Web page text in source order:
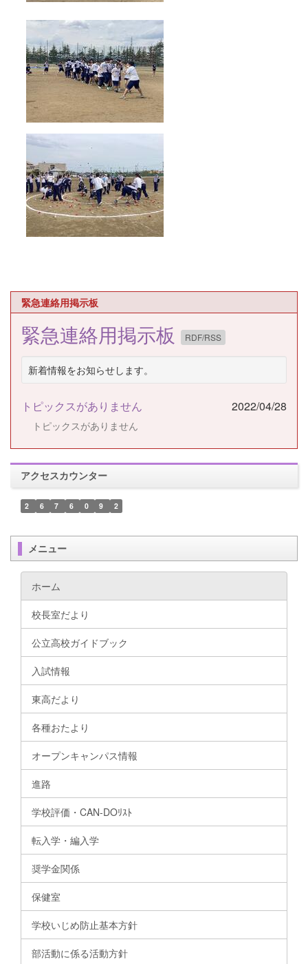
緊急連絡用掲示板
緊急連絡用掲示板 RDF/RSS
新着情報をお知らせします。
トピックスがありません 2022/04/28
トピックスがありません
アクセスカウンター
2 6 7 6 0 9 2
メニュー
ホーム
校長室だより
公立高校ガイドブック
入試情報
東高だより
各種おたより
オープンキャンパス情報
進路
学校評価・CAN-DOﾘｽﾄ
転入学・編入学
奨学金関係
保健室
学校いじめ防止基本方針
部活動に係る活動方針